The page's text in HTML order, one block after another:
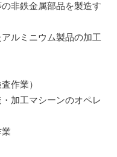
非鉄金属部品を製造す
ルミニウム製品の加工
作業）
加工マシーンのオペレ